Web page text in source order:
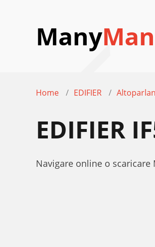
Many
Home EDIFIER
EDIFIER
Navigare online o scaricare